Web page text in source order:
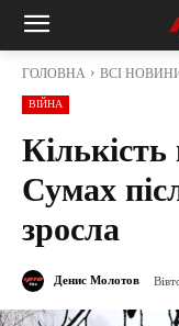
ГОЛОВНА ВСІ
ВІЙНА
Сумах
зросла
Денис Молотов